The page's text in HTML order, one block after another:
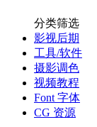
分类筛选
影视后期
工具/软件
摄影调色
视频教程
Font 字体
CG 资源